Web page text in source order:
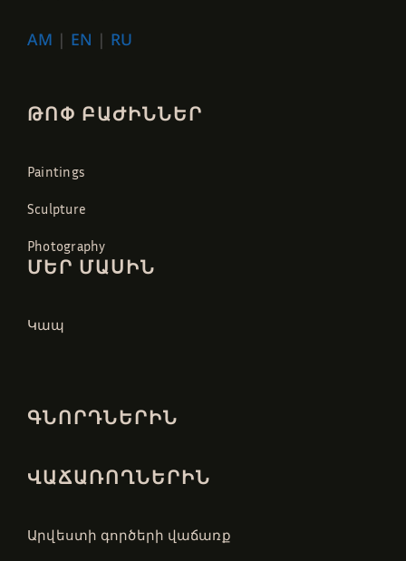
AM | EN | RU
ԹՈՓ ԲԱԺԻՆՆԵՐ
Paintings
Sculpture
Photography
ՄԵՐ ՄԱՍԻՆ
Կապ
ԳՆՈՐԴՆԵՐԻՆ
ՎԱՃԱՌՈՂՆԵՐԻՆ
Արվեստի գործերի վաճառք